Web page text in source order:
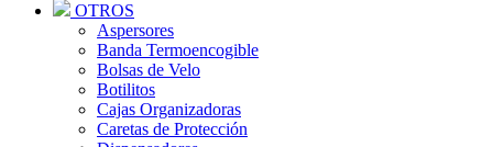
OTROS
Aspersores
Banda Termoencogible
Bolsas de Velo
Botilitos
Cajas Organizadoras
Caretas de Protección